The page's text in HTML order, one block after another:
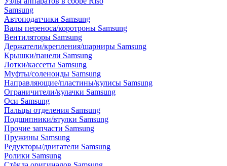
Samsung
Автоподатчики Samsung
Валы переноса/коротроны Samsung
Вентиляторы Samsung
Держатели/крепления/шарниры Samsung
Крышки/панели Samsung
Лотки/кассеты Samsung
Муфты/соленоиды Samsung
Направляющие/пластины/кулисы Samsung
Ограничители/кулачки Samsung
Оси Samsung
Пальцы отделения Samsung
Подшипники/втулки Samsung
Прочие запчасти Samsung
Пружины Samsung
Редукторы/двигатели Samsung
Ролики Samsung